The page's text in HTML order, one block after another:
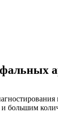
большим